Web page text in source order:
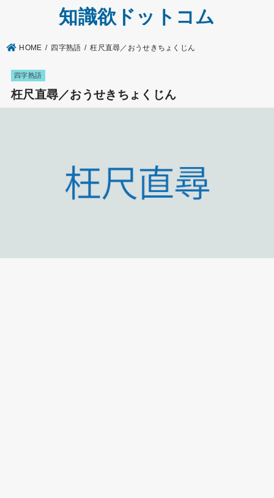
知識欲ドットコム
HOME 四字熟語 枉尺直尋／おうせきちょくじん
四字熟語
枉尺直尋／おうせきちょくじん